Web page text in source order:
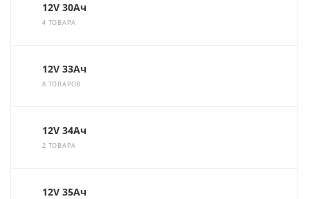
12V 30Ач
4 ТОВАРА
12V 33Ач
8 ТОВАРОВ
12V 34Ач
2 ТОВАРА
12V 35Ач